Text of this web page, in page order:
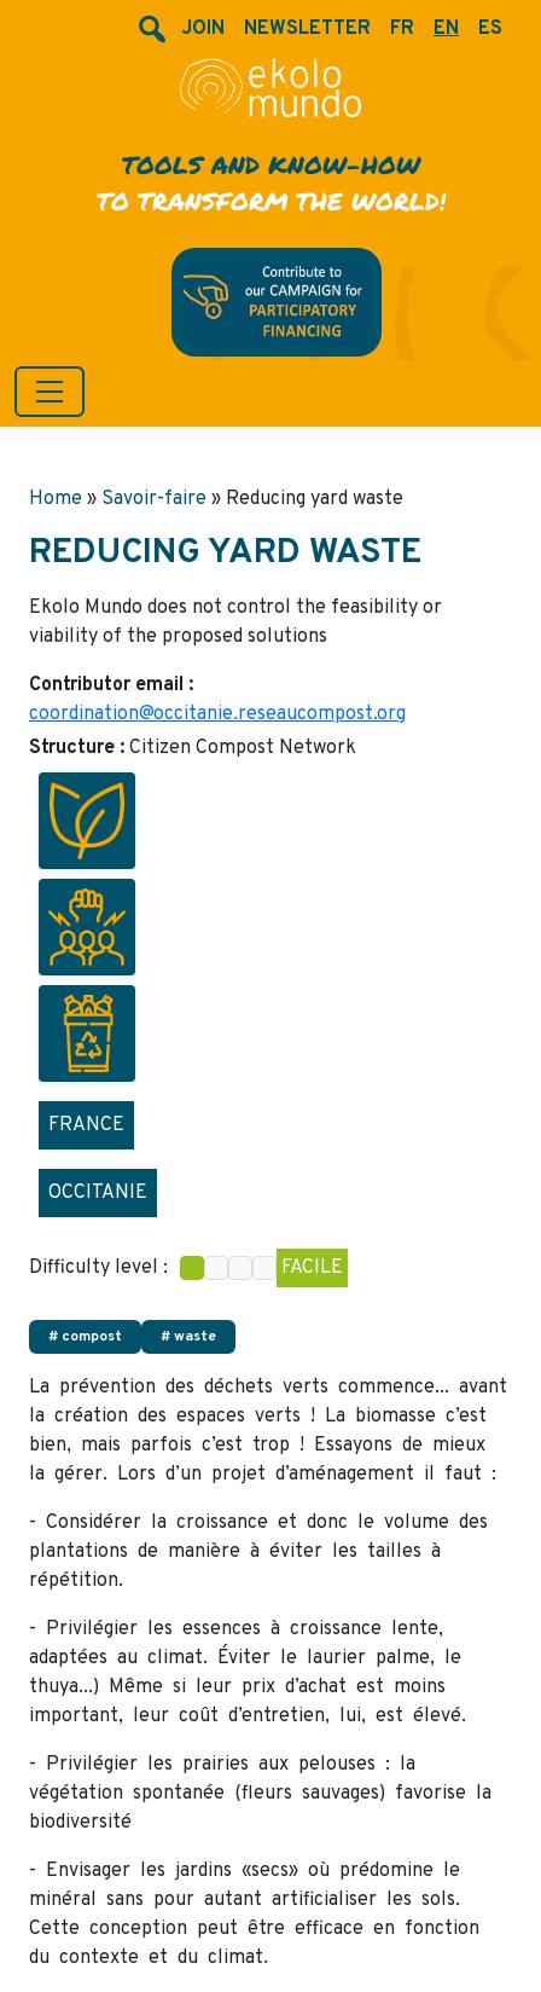
JOIN NEWSLETTER FR EN ES
TOOLS AND KNOW-HOW
TO TRANSFORM THE WORLD!
Home » Savoir-faire » Reducing yard waste
REDUCING YARD WASTE
Ekolo Mundo does not control the feasibility or
viability of the proposed solutions
Contributor email :
coordination@occitanie.reseaucompost.org
Structure : Citizen Compost Network
FRANCE
OCCITANIE
Difficulty level : FACILE
# compost # waste
La prévention des déchets verts commence... avant
la création des espaces verts ! La biomasse c’est
bien, mais parfois c’est trop ! Essayons de mieux
la gérer. Lors d’un projet d’aménagement il faut :
- Considérer la croissance et donc le volume des
plantations de manière à éviter les tailles à
répétition.
- Privilégier les essences à croissance lente,
adaptées au climat. Éviter le laurier palme, le
thuya...) Même si leur prix d’achat est moins
important, leur coût d’entretien, lui, est élevé.
- Privilégier les prairies aux pelouses : la
végétation spontanée (fleurs sauvages) favorise la
biodiversité
- Envisager les jardins «secs» où prédomine le
minéral sans pour autant artificialiser les sols.
Cette conception peut être efficace en fonction
du contexte et du climat.